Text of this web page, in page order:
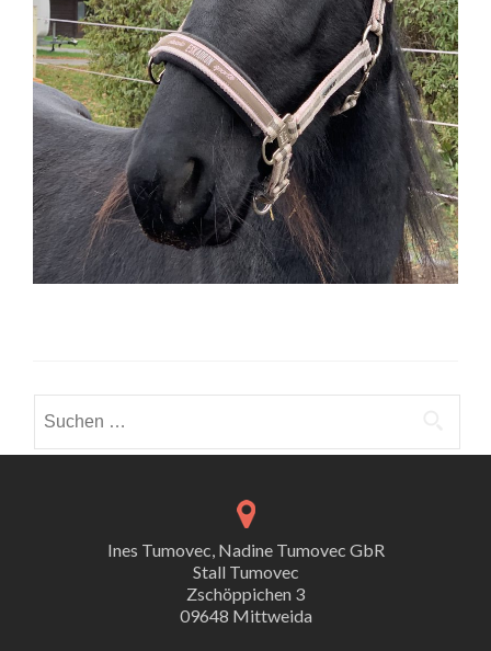
nach:
Ines Tumovec, Nadine Tumovec GbR
Stall Tumovec
Zschöppichen 3
09648 Mittweida